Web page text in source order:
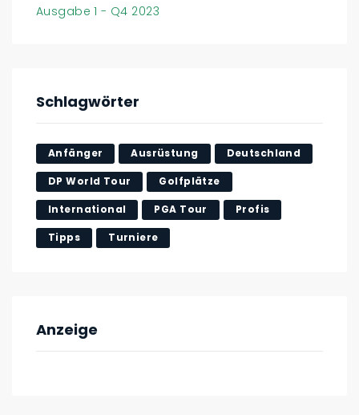
Ausgabe 1 - Q4 2023
Schlagwörter
Anfänger Ausrüstung Deutschland
DP World Tour Golfplätze
International PGA Tour Profis
Tipps Turniere
Anzeige